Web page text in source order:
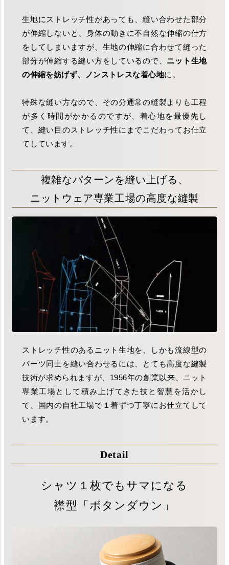
生地にストレッチ性があっても、縫い合わせた部分
が伸縮しないと、身体の動きに不自然な伸縮の仕方
をしてしまいますが、生地の伸縮に合わせて縫った
部分が伸縮する縫い方をしているので、 ニット生地
の伸縮を妨げず、ノンストレスな着心地に。
特殊な縫い方なので、その分通常の縫製よりも工程
が多く時間がかかるのですが、着心地を最優先し
て、縫い目のストレッチ性にまでこだわってお仕立
てしています。
複雑なパターンを縫い上げる、
ニットウェア専業工場の高度な縫製
ストレッチ性のあるニット生地を、しかも流線型の
パーツ同士を縫い合わせるには、とても高度な縫製
技術が求められますが、1956年の創業以来、ニット
専業工場として積み上げてきた技と智慧を活かし
て、国内の自社工場で１着ずつ丁寧にお仕立てして
います。
Detail
シャツ１枚でもサマになる
襟型「ボタンダウン」